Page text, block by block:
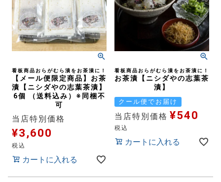
看板商品おらがむら漬をお茶漬に！
【メール便限定商品】お茶
漬【ニシダやの志葉茶漬】
6個 （送料込み）※同梱不
可
当店特別価格
¥3,600
税込
カートに入れる
看板商品おらがむら漬をお茶漬に！
お茶漬【ニシダやの志葉茶
漬】
クール便でお届け
当店特別価格 ¥540
税込
カートに入れる